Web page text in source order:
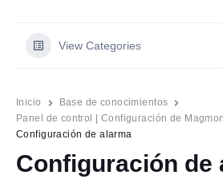
View Categories
Inicio
Base de conocimientos
Panel de control | Configuración de Magmon
Configuración de alarma
Configuración de